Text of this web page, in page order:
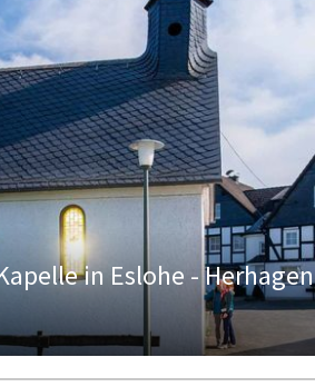
in Eslohe - Herhagen